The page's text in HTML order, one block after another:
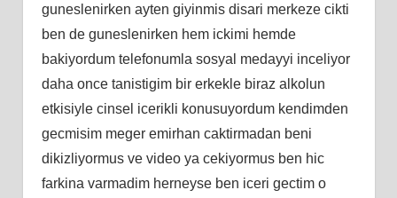
guneslenirken ayten giyinmis disari merkeze cikti
ben de guneslenirken hem ickimi hemde
bakiyordum telefonumla sosyal medayyi inceliyor
daha once tanistigim bir erkekle biraz alkolun
etkisiyle cinsel icerikli konusuyordum kendimden
gecmisim meger emirhan caktirmadan beni
dikizliyormus ve video ya cekiyormus ben hic
farkina varmadim herneyse ben iceri gectim o